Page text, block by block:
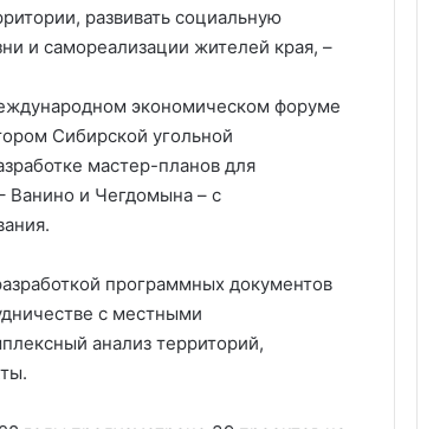
развивать социальную
и самореализации жителей края, –
экономическом форуме
Сибирской угольной
мастер-планов для
Ванино и Чегдомына – с
программных документов
с местными
анализ территорий,